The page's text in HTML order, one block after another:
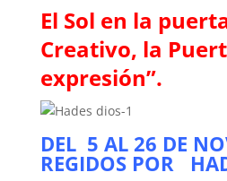
El Sol en la
Creativo, la
expresión”.
DEL 5 AL 26 DE
REGIDOS POR